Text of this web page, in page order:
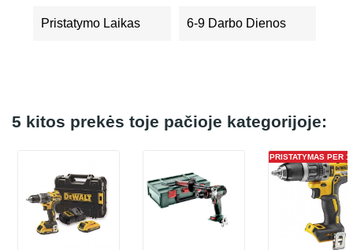
Pristatymo Laikas 6-9 Darbo Dienos
5 kitos prekės toje pačioje kategorijoje:
PRISTATYMAS PER 1